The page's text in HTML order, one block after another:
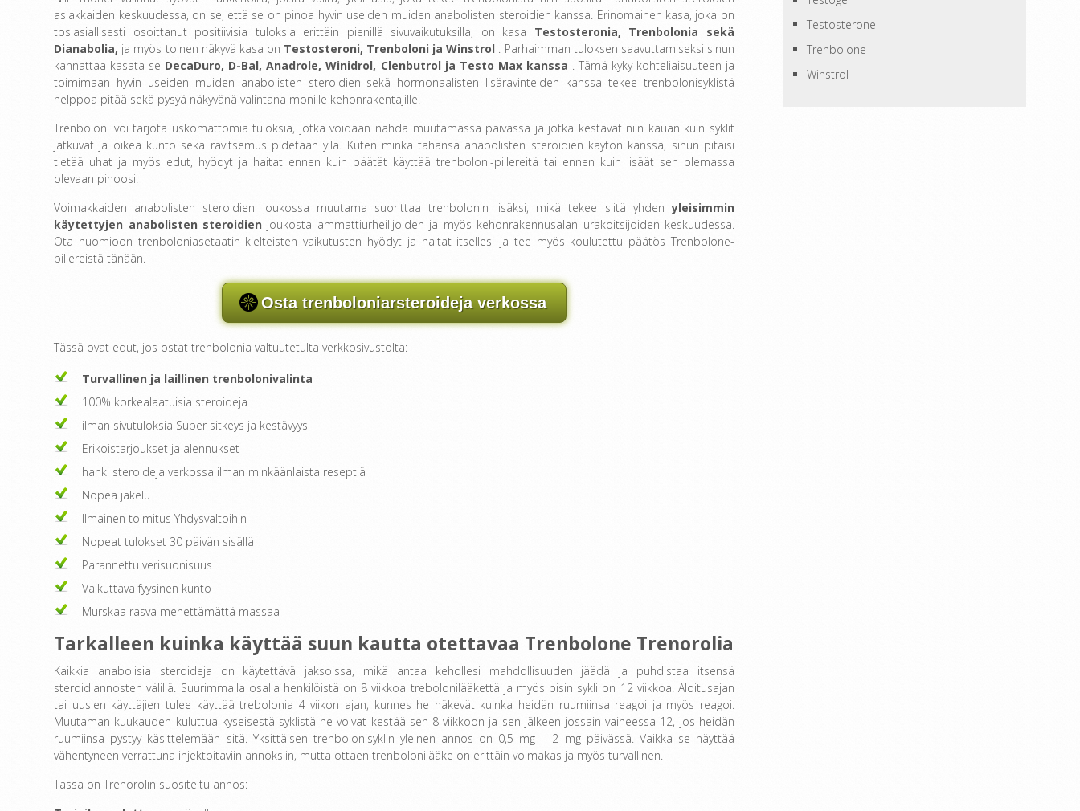
asiakkaiden keskuudessa, on se, että se on pinoa hyvin useiden muiden anabolisten steroidien kanssa. Erinomainen kasa, joka on
tosiasiallisesti osoittanut positiivisia tuloksia erittäin pienillä sivuvaikutuksilla, on kasa Testosteronia, Trenbolonia sekä
Dianabolia, ja myös toinen näkyvä kasa on Testosteroni, Trenboloni ja Winstrol . Parhaimman tuloksen saavuttamiseksi sinun
kannattaa kasata se DecaDuro, D-Bal, Anadrole, Winidrol, Clenbutrol ja Testo Max kanssa . Tämä kyky kohteliaisuuteen ja
toimimaan hyvin useiden muiden anabolisten steroidien sekä hormonaalisten lisäravinteiden kanssa tekee trenbolonisyklistä
helppoa pitää sekä pysyä näkyvänä valintana monille kehonrakentajille.
Trenboloni voi tarjota uskomattomia tuloksia, jotka voidaan nähdä muutamassa päivässä ja jotka kestävät niin kauan kuin syklit
jatkuvat ja oikea kunto sekä ravitsemus pidetään yllä. Kuten minkä tahansa anabolisten steroidien käytön kanssa, sinun pitäisi
tietää uhat ja myös edut, hyödyt ja haitat ennen kuin päätät käyttää trenboloni-pillereitä tai ennen kuin lisäät sen olemassa
olevaan pinoosi.
Voimakkaiden anabolisten steroidien joukossa muutama suorittaa trenbolonin lisäksi, mikä tekee siitä yhdenyleisimmin
käytettyjen anabolisten steroidien joukosta ammattiurheilijoiden ja myös kehonrakennusalan urakoitsijoiden keskuudessa.
Ota huomioon trenboloniasetaatin kielteisten vaikutusten hyödyt ja haitat itsellesi ja tee myös koulutettu päätös Trenbolone-
pillereistä tänään.
Osta trenboloniarsteroideja verkossa
Tässä ovat edut, jos ostat trenbolonia valtuutetulta verkkosivustolta:
Turvallinen ja laillinen trenbolonivalinta
100% korkealaatuisia steroideja
ilman sivutuloksia Super sitkeys ja kestävyys
Erikoistarjoukset ja alennukset
hanki steroideja verkossa ilman minkäänlaista reseptiä
Nopea jakelu
Ilmainen toimitus Yhdysvaltoihin
Nopeat tulokset 30 päivän sisällä
Parannettu verisuonisuus
Vaikuttava fyysinen kunto
Murskaa rasva menettämättä massaa
Tarkalleen kuinka käyttää suun kautta otettavaa Trenbolone Trenorolia
Kaikkia anabolisia steroideja on käytettävä jaksoissa, mikä antaa kehollesi mahdollisuuden jäädä ja puhdistaa itsensä
steroidiannosten välillä. Suurimmalla osalla henkilöistä on 8 viikkoa trebolonilääkettä ja myös pisin sykli on 12 viikkoa. Aloitusajan
tai uusien käyttäjien tulee käyttää trebolonia 4 viikon ajan, kunnes he näkevät kuinka heidän ruumiinsa reagoi ja myös reagoi.
Muutaman kuukauden kuluttua kyseisestä syklistä he voivat kestää sen 8 viikkoon ja sen jälkeen jossain vaiheessa 12, jos heidän
ruumiinsa pystyy käsittelemään sitä. Yksittäisen trenbolonisyklin yleinen annos on 0,5 mg – 2 mg päivässä. Vaikka se näyttää
vähentyneen verrattuna injektoitaviin annoksiin, mutta ottaen trenbolonilääke on erittäin voimakas ja myös turvallinen.
Tässä on Trenorolin suositeltu annos:
Testosterone
Trenbolone
Winstrol